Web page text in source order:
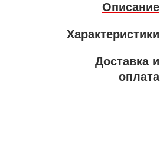
Описание
Характеристики
Доставка и
оплата